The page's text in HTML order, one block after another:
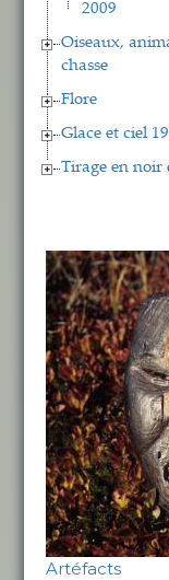
2009
Oiseaux,
chasse
Flore
Glace et ciel
Tirage en noir
Artéfacts